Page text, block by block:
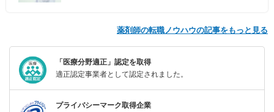
薬剤師の転職ノウハウの記事をもっと見る
「医療分野適正」認定を取得
適正認定事業者として認定されました。
プライバシーマーク取得企業